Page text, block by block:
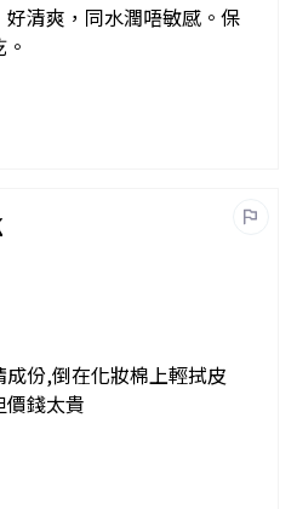
清爽，同水潤唔敏感。保
份,倒在化妝棉上輕拭皮
錢太貴